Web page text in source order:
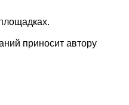
приносит автору